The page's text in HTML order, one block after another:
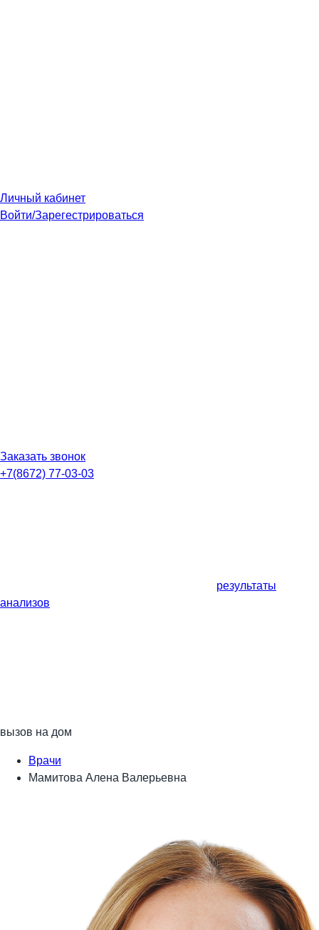
Личный кабинет
Войти/Зарегестрироваться
Заказать звонок
+7(8672) 77-03-03
результаты
анализов
вызов на дом
Врачи
Мамитова Алена Валерьевна